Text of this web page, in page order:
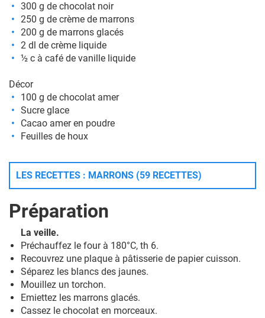
300 g de chocolat noir
250 g de crème de marrons
200 g de marrons glacés
2 dl de crème liquide
½ c à café de vanille liquide
Décor
100 g de chocolat amer
Sucre glace
Cacao amer en poudre
Feuilles de houx
LES RECETTES : MARRONS (59 RECETTES)
Préparation
La veille.
Préchauffez le four à 180°C, th 6.
Recouvrez une plaque à pâtisserie de papier cuisson.
Séparez les blancs des jaunes.
Mouillez un torchon.
Emiettez les marrons glacés.
Cassez le chocolat en morceaux.